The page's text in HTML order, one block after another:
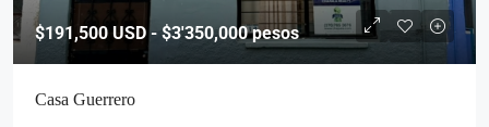
$191,500 USD - $3'350,000 pesos
Casa Guerrero